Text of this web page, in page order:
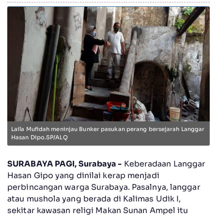
Laila Mufidah meninjau Bunker pasukan perang bersejarah Langgar
Hasan Dipo.SP/ALQ
SURABAYA PAGI, Surabaya - Keberadaan Langgar
Hasan Gipo yang dinilai kerap menjadi
perbincangan warga Surabaya. Pasalnya, langgar
atau mushola yang berada di Kalimas Udik I,
sekitar kawasan religi Makan Sunan Ampel itu